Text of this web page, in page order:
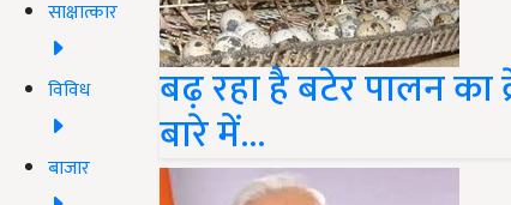
साक्षात्कार
विविध
बाजार
बढ़ रहा है बटेर पालन
बारे में...